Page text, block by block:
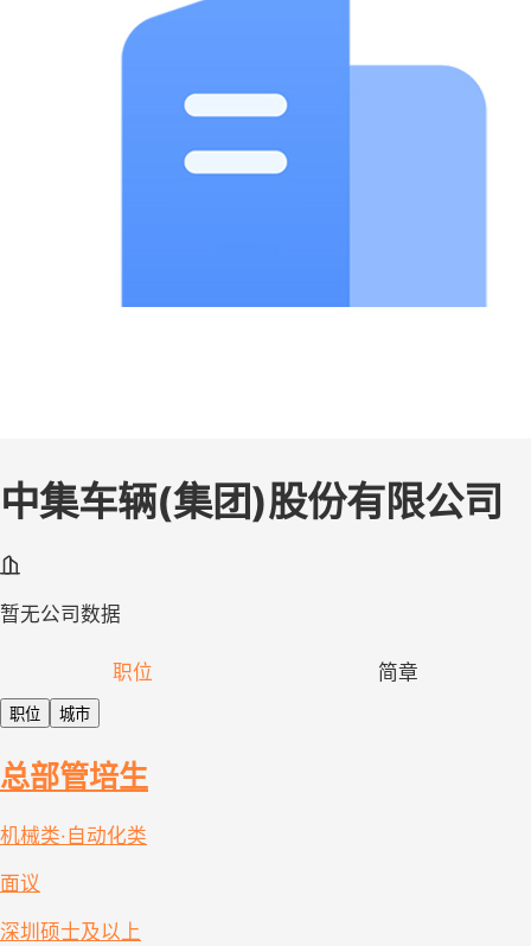
中集车辆(集团)股份有限公司
暂无公司数据
职位 简章
职位 城市
总部管培生
机械类·自动化类
面议
深圳 硕士及以上